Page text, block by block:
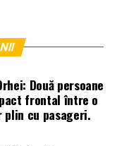
Două persoane
frontal între o
plin cu pasageri.